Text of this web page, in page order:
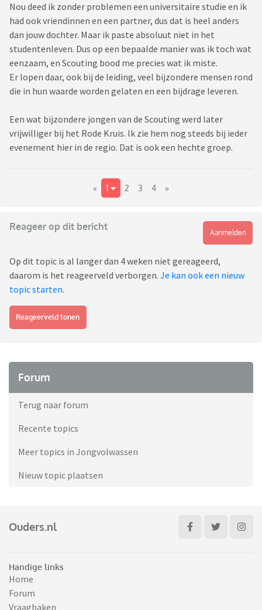
Nou deed ik zonder problemen een universitaire studie en ik
had ook vriendinnen en een partner, dus dat is heel anders
dan jouw dochter. Maar ik paste absoluut niet in het
studentenleven. Dus op een bepaalde manier was ik toch wat
eenzaam, en Scouting bood me precies wat ik miste.
Er lopen daar, ook bij de leiding, veel bijzondere mensen rond
die in hun waarde worden gelaten en een bijdrage leveren.
Een wat bijzondere jongen van de Scouting werd later
vrijwilliger bij het Rode Kruis. Ik zie hem nog steeds bij ieder
evenement hier in de regio. Dat is ook een hechte groep.
« 1 2 3 4 »
Reageer op dit bericht
Aanmelden
Op dit topic is al langer dan 4 weken niet gereageerd,
daarom is het reageerveld verborgen. Je kan ook een nieuw
topic starten.
Reageerveld tonen
Forum
Terug naar forum
Recente topics
Meer topics in Jongvolwassen
Nieuw topic plaatsen
Ouders.nl
Handige links
Home
Forum
Vraagbaken